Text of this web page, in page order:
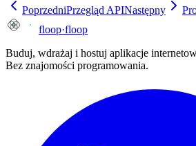
PoprzedniPrzegląd APINastępny
floop·floop
Buduj, wdrażaj i hostuj aplikacje
Bez znajomości programowania.